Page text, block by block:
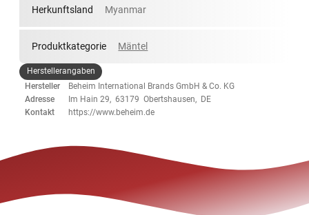
Herkunftsland Myanmar
Produktkategorie Mäntel
Herstellerangaben
Hersteller
Beheim International Brands GmbH & Co. KG
Adresse
Im Hain 29, 63179 Obertshausen, DE
Kontakt
https://www.beheim.de